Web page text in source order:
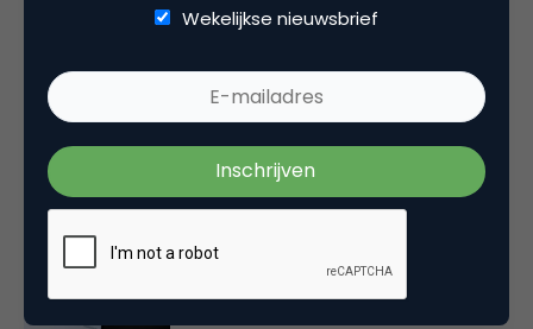
cijfers die wél je succes
bepalen!]
Hoe AI zoeken en vinden op
verandert
Wekelijkse nieuwsbrief